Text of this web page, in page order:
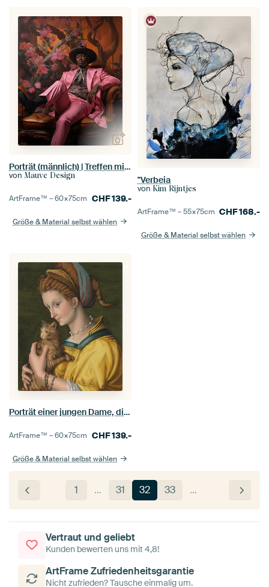
Porträt (männlich) | Treffen mit Jerome
von Mauve Design
ArtFrame™ –60×75cm CHF139.-
Größe & Material selbst wählen
"Verbeia
von Kim Rijntjes
ArtFrame™ –55×75cm CHF168.-
Größe & Material selbst wählen
Porträt einer jungen Dame, die eine Katze hält, Bachiacca
ArtFrame™ –60×75cm CHF139.-
Größe & Material selbst wählen
1 … 31 32 33 …
Vertraut und geliebt
Kunden bewerten uns mit 4,8!
ArtFrame Zufriedenheitsgarantie
Nicht zufrieden? Tausche einmalig um.